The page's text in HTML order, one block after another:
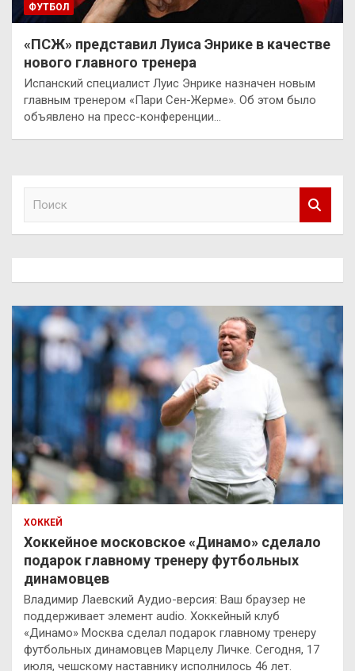
ФУТБОЛ
«ПСЖ» представил Луиса Энрике в качестве
нового главного тренера
Испанский специалист Луис Энрике назначен новым
главным тренером «Пари Сен-Жерме». Об этом было
объявлено на пресс-конференции…
ХОККЕЙ
Хоккейное московское «Динамо» сделало
подарок главному тренеру футбольных
динамовцев
Владимир Лаевский Аудио-версия: Ваш браузер не
поддерживает элемент audio. Хоккейный клуб
«Динамо» Москва сделал подарок главному тренеру
футбольных динамовцев Марцелу Личке. Сегодня, 17
июля, чешскому наставнику исполнилось 46 лет.